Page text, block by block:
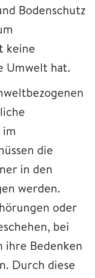
Bodenschutz
keine
Umwelt hat.
die
in den
werden.
oder
bei
ihre Bedenken
Durch diese